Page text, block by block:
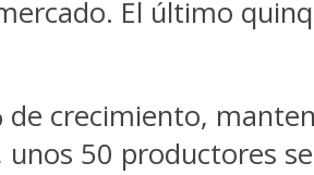
El último
crecimiento,
50 productores